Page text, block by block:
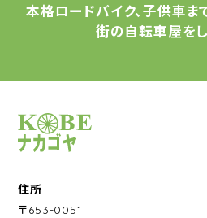
本格ロードバイク、子供車まで
街の自転車屋をし
サイクルショップナカゴヤ
住所
〒653-0051